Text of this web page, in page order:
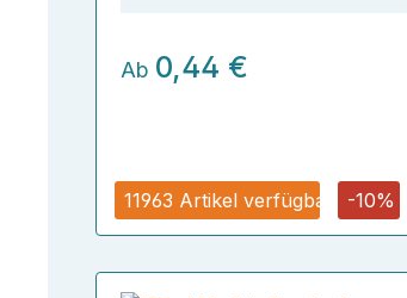
11963 Artikel verfügbar -10%
Ab 0,44 €